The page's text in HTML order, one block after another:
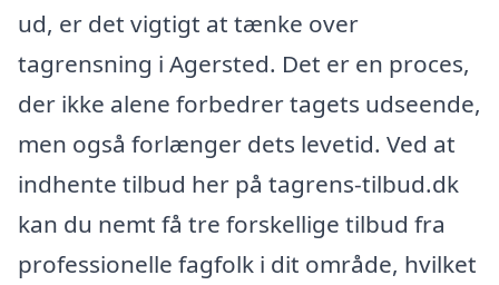
ud, er det vigtigt at tænke over
tagrensning i Agersted. Det er en proces,
der ikke alene forbedrer tagets udseende,
men også forlænger dets levetid. Ved at
indhente tilbud her på tagrens-tilbud.dk
kan du nemt få tre forskellige tilbud fra
professionelle fagfolk i dit område, hvilket